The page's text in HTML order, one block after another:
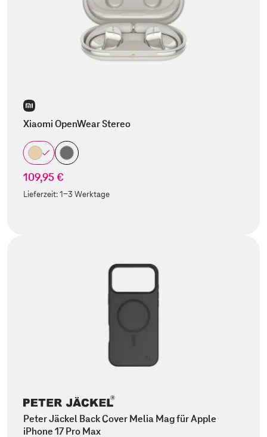
Xiaomi OpenWear Stereo
109,95 €
Lieferzeit:1-3 Werktage
Peter Jäckel Back Cover Melia Mag für Apple
iPhone 17 Pro Max